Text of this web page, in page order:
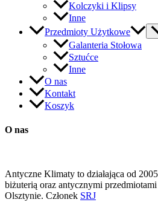
Kolczyki i Klipsy
Inne
Przedmioty Użytkowe
Galanteria Stołowa
Sztućce
Inne
O nas
Kontakt
Koszyk
O nas
Antyczne Klimaty to działająca od
biżuterią oraz antycznymi
Olsztynie. Członek SRJ